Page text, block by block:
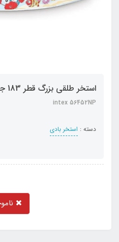
استخر طلقی بزرگ قطر 183 جدید اینتکس
intex 56452NP
دسته : استخر بادی